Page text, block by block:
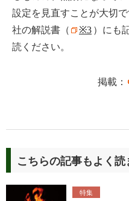
設定を見直すことが大切
社の解説書（
※3 ）にも
読ください。
掲載：
こちらの記事もよく
特集